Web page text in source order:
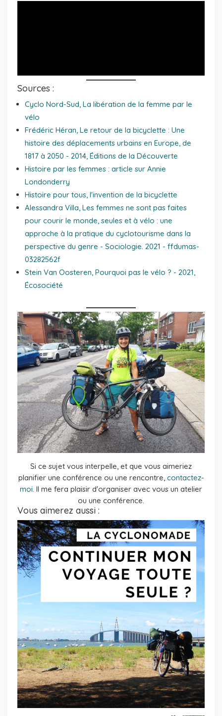
Sources :
Cyclo Nord-Sud, La libération de la femme par le
vélo
Frédéric Héran, Le retour de la bicyclette : Une
histoire des déplacements urbains en Europe, de
1817 à 2050 - 2014, Éditions de la Découverte
Histoire par les femmes : article sur Annie
Londonderry
Histoire pour tous, l'invention de la bicyclette
Alessandra Villa, Les femmes ne sont pas faites
pour courir le monde, seules et à vélo : une
approche à la pratique du cyclotourisme dans la
perspective du genre - Sociologie. 2021 - ffdumas-
03282562f
Stein Van Oosteren, Pourquoi pas le vélo ? - 2021,
Écosociété
Si ce sujet vous interpelle, et que vous aimeriez
planifier une conférence ou une rencontre, contactez-
moi. Il me fera plaisir d'organiser avec vous un atelier
ou une conférence.
Vous aimerez aussi :